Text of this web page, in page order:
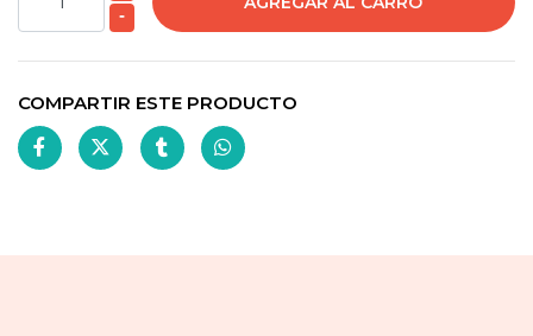
-
COMPARTIR ESTE PRODUCTO